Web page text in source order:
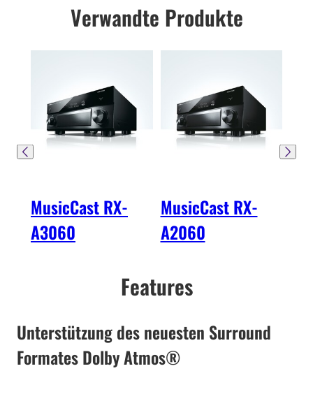
Verwandte Produkte
MusicCast RX-
A3060
MusicCast RX-
A2060
Features
Unterstützung des neuesten Surround
Formates Dolby Atmos®